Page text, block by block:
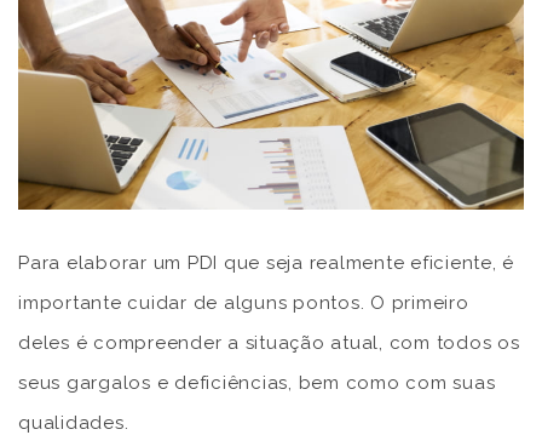
Para elaborar um PDI que seja realmente eficiente, é
importante cuidar de alguns pontos. O primeiro
deles é compreender a situação atual, com todos os
seus gargalos e deficiências, bem como com suas
qualidades.